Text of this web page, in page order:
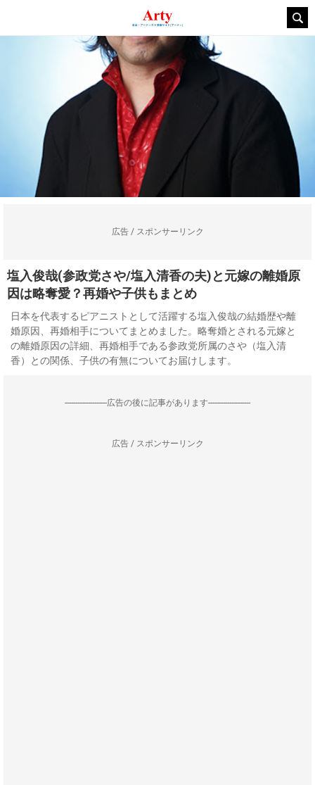
広告 / スポンサーリンク
塩入俊哉(参政党さや/塩入清香の夫)と元嫁の離婚原
因は略奪愛？再婚や子供もまとめ
日本を代表するピアニストとして活躍する塩入俊哉の結婚歴や離
婚原因、再婚相手についてまとめました。略奪婚とされる元嫁と
の離婚原因の詳細、再婚相手である参政党所属のさや（塩入清
香）との関係、子供の有無についてお届けします。
--------------------広告の後に記事があります--------------------
広告 / スポンサーリンク